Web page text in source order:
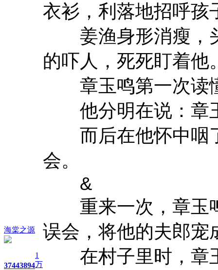
海棠之源
37443894
1
万
衣衫，利落地招呼孩
姜渔身形消瘦，
的吓人，死死盯着他
章玉鸣第一次读
他分明在说：章
而后在他怀中咽
会。
&
重来一次，章玉
误会，将他的夫郎宠
在村子里时，章